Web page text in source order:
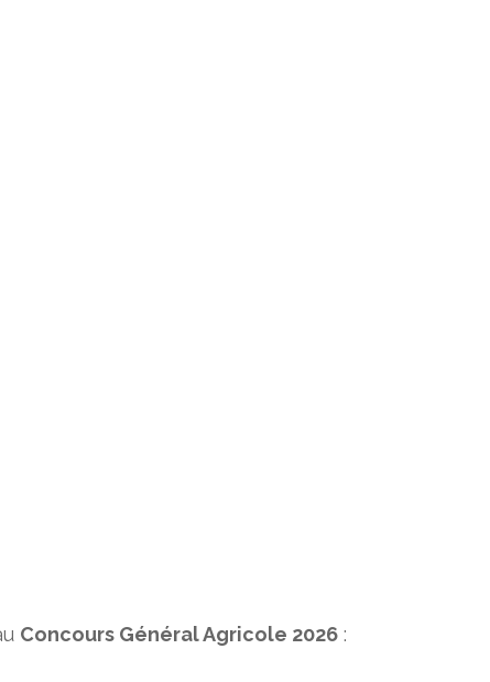
Concours Général Agricole 2026 :